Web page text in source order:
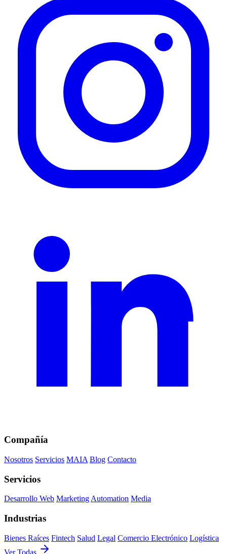
Compañía
Nosotros Servicios MAIA Blog Contacto
Servicios
Desarrollo Web MarketingAutomation Media
Industrias
Bienes Raíces Fintech Salud Legal Comercio Electrónico Logística
Ver Todas